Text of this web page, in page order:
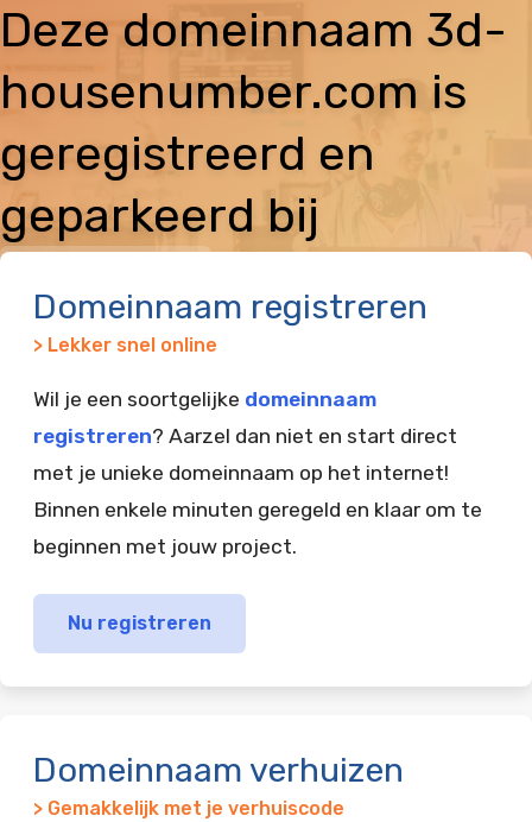
Deze domeinnaam 3d-
housenumber.com is
geregistreerd en
geparkeerd bij
Domeinnaam registreren
> Lekker snel online
Wil je een soortgelijke domeinnaam
registreren? Aarzel dan niet en start direct
met je unieke domeinnaam op het internet!
Binnen enkele minuten geregeld en klaar om te
beginnen met jouw project.
Nu registreren
Domeinnaam verhuizen
> Gemakkelijk met je verhuiscode